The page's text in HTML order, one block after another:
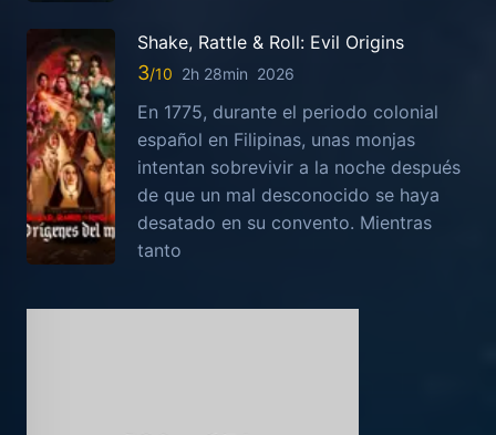
Shake, Rattle & Roll: Evil Origins
3 2h 28min 2026
En 1775, durante el periodo colonial
español en Filipinas, unas monjas
intentan sobrevivir a la noche después
de que un mal desconocido se haya
desatado en su convento. Mientras
tanto